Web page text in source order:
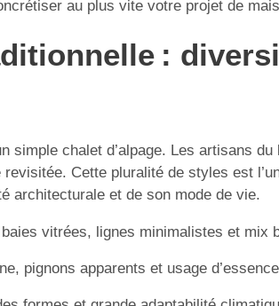
au plus vite votre projet de
:
chalet d’alpage. Les artisans
Cette pluralité de styles est
architecturale et de son mode de vie.
vitrées, lignes minimalistes et mix
pignons apparents et usage